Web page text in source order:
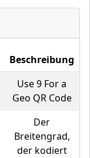
Beschreibung
Use 9 For a
Geo QR Code
Der
Breitengrad,
der kodiert